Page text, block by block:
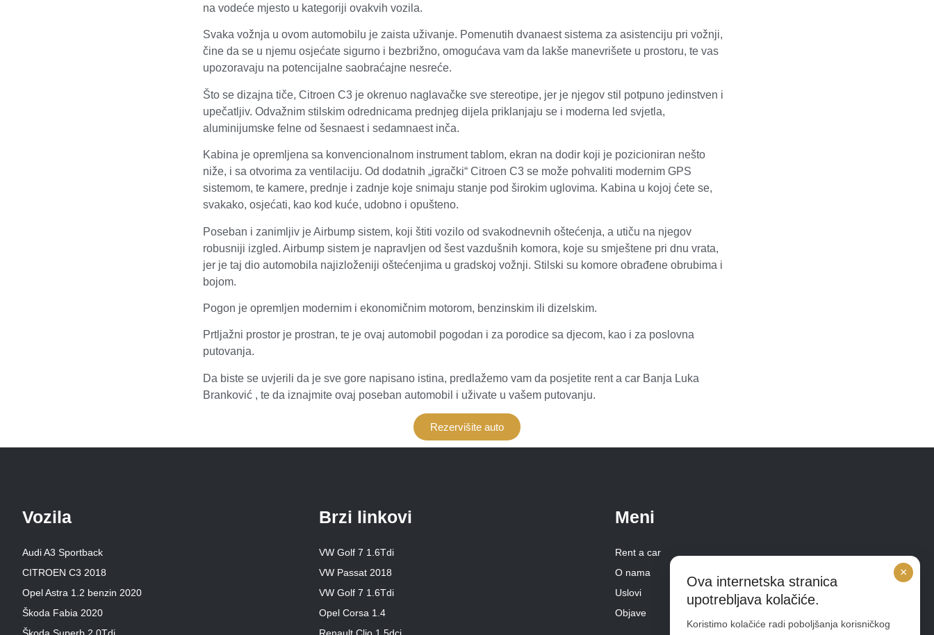
na vodeće mjesto u kategoriji ovakvih vozila.
Svaka vožnja u ovom automobilu je zaista uživanje. Pomenutih dvanaest sistema za asistenciju pri vožnji,
čine da se u njemu osjećate sigurno i bezbrižno, omogućava vam da lakše manevrišete u prostoru, te vas
upozoravaju na potencijalne saobraćajne nesreće.
Što se dizajna tiče, Citroen C3 je okrenuo naglavačke sve stereotipe, jer je njegov stil potpuno jedinstven i
upečatljiv. Odvažnim stilskim odrednicama prednjeg dijela priklanjaju se i moderna led svjetla,
aluminijumske felne od šesnaest i sedamnaest inča.
Kabina je opremljena sa konvencionalnom instrument tablom, ekran na dodir koji je pozicioniran nešto
niže, i sa otvorima za ventilaciju. Od dodatnih „igrački“ Citroen C3 se može pohvaliti modernim GPS
sistemom, te kamere, prednje i zadnje koje snimaju stanje pod širokim uglovima. Kabina u kojoj ćete se,
svakako, osjećati, kao kod kuće, udobno i opušteno.
Poseban i zanimljiv je Airbump sistem, koji štiti vozilo od svakodnevnih oštećenja, a utiču na njegov
robusniji izgled. Airbump sistem je napravljen od šest vazdušnih komora, koje su smještene pri dnu vrata,
jer je taj dio automobila najizloženiji oštećenjima u gradskoj vožnji. Stilski su komore obrađene obrubima i
bojom.
Pogon je opremljen modernim i ekonomičnim motorom, benzinskim ili dizelskim.
Prtljažni prostor je prostran, te je ovaj automobil pogodan i za porodice sa djecom, kao i za poslovna
putovanja.
Da biste se uvjerili da je sve gore napisano istina, predlažemo vam da posjetite rent a car Banja Luka
Branković , te da iznajmite ovaj poseban automobil i uživate u vašem putovanju.
Rezervišite auto
Vozila
Audi A3 Sportback
CITROEN C3 2018
Opel Astra 1.2 benzin 2020
Škoda Fabia 2020
Brzi linkovi
VW Golf 7 1.6Tdi
VW Passat 2018
VW Golf 7 1.6Tdi
Opel Corsa 1.4
Meni
Rent a car
O nama
Uslovi
Objave
×
Ova internetska stranica
upotrebljava kolačiće.
Koristimo kolačiće radi poboljšanja korisničkog